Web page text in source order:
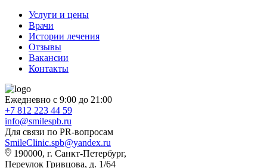
Услуги и цены
Врачи
Истории лечения
Отзывы
Вакансии
Контакты
Ежедневно с 9:00 до 21:00
+7 812 223 44 59
info@smilespb.ru
Для связи по PR-вопросам
SmileClinic.spb@yandex.ru
190000, г. Санкт-Петербург,
Переулок Гривцова, д. 1/64